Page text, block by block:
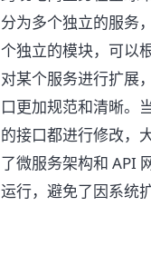
分为多个独立的服务
个独立的模块，可以
对某个服务进行扩展
口更加规范和清晰。
的接口都进行修改，
了微服务架构和 API
运行，避免了因系统